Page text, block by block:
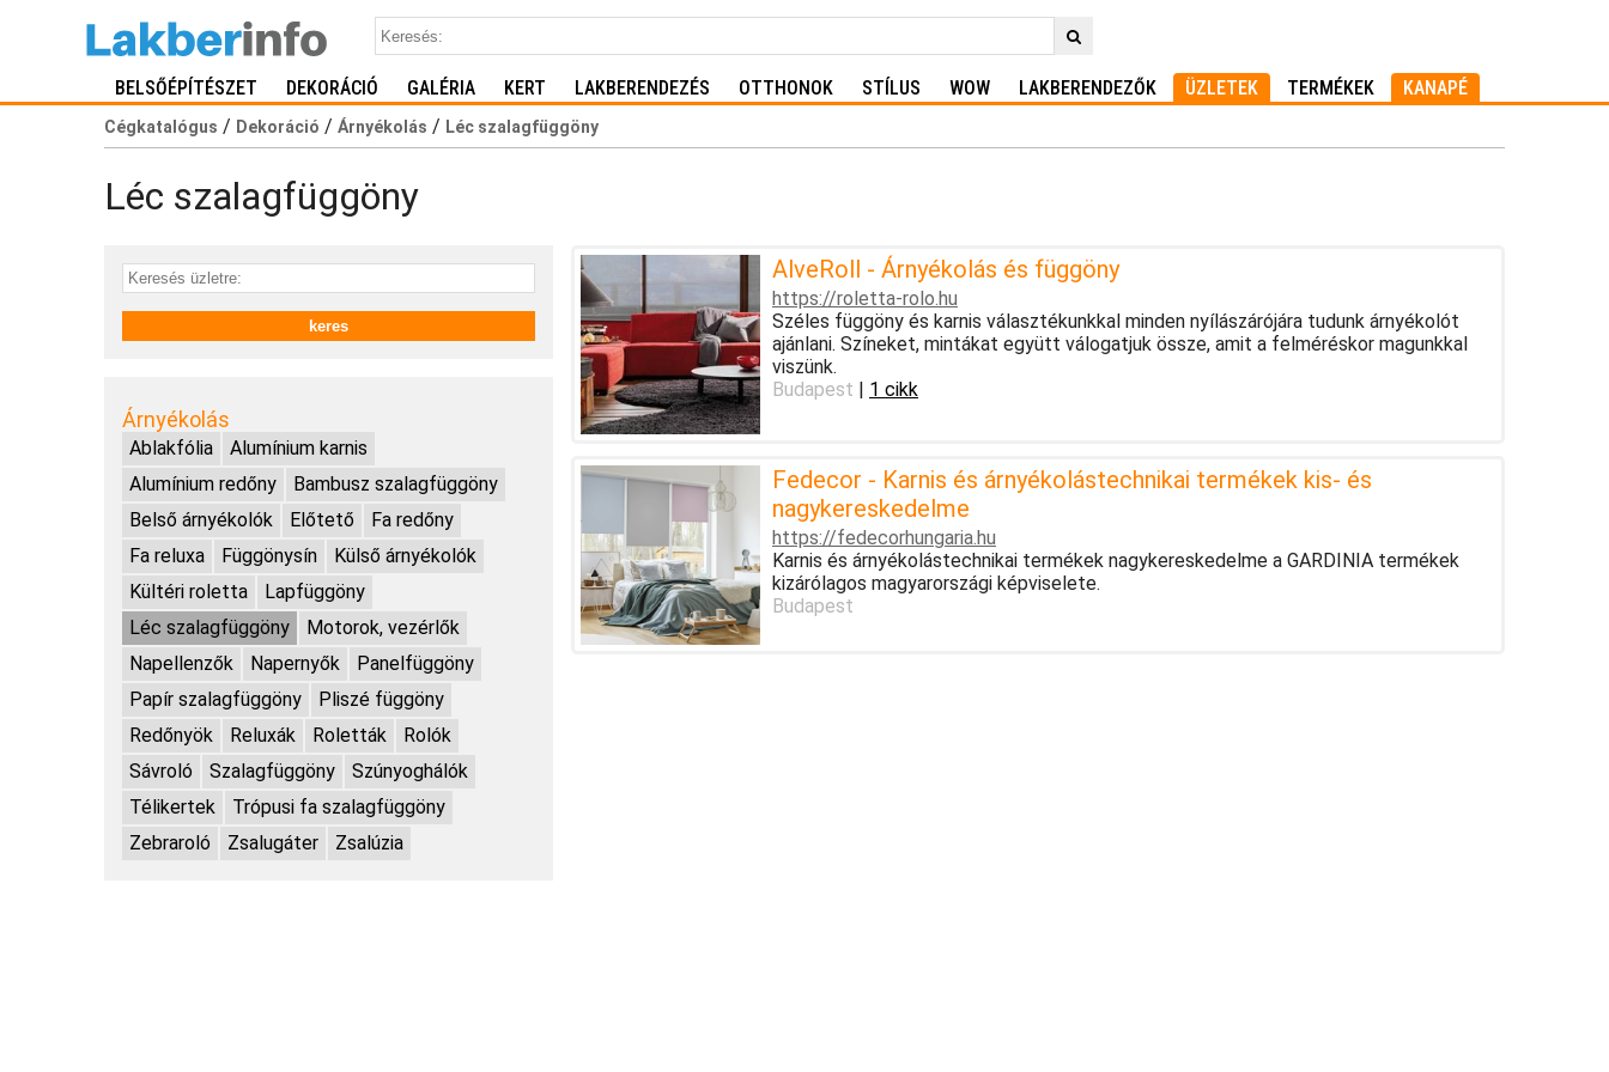
BELSŐÉPÍTÉSZET DEKORÁCIÓ GALÉRIA KERT LAKBERENDEZÉS OTTHONOK STÍLUS WOW LAKBERENDEZŐK ÜZLETEK TERMÉKEK KANAPÉ
Cégkatalógus / Dekoráció / Árnyékolás / Léc szalagfüggöny
Léc szalagfüggöny
Árnyékolás
Ablakfólia
Alumínium karnis
Alumínium redőny
Bambusz szalagfüggöny
Belső árnyékolók
Előtető
Fa redőny
Fa reluxa
Függönysín
Külső árnyékolók
Kültéri roletta
Lapfüggöny
Léc szalagfüggöny
Motorok, vezérlők
Napellenzők
Napernyők
Panelfüggöny
Papír szalagfüggöny
Pliszé függöny
Redőnyök
Reluxák Roletták
Rolók
Sávroló
Szalagfüggöny
Szúnyoghálók
Télikertek
Trópusi fa szalagfüggöny
Zebraroló
Zsalugáter Zsalúzia
AlveRoll - Árnyékolás és függöny
https://roletta-rolo.hu
Széles függöny és karnis választékunkkal minden nyílászárójára tudunk árnyékolót
ajánlani. Színeket, mintákat együtt válogatjuk össze, amit a felméréskor magunkkal
viszünk.
Budapest | 1 cikk
Fedecor - Karnis és árnyékolástechnikai termékek kis- és
nagykereskedelme
https://fedecorhungaria.hu
Karnis és árnyékolástechnikai termékek nagykereskedelme a GARDINIA termékek
kizárólagos magyarországi képviselete.
Budapest